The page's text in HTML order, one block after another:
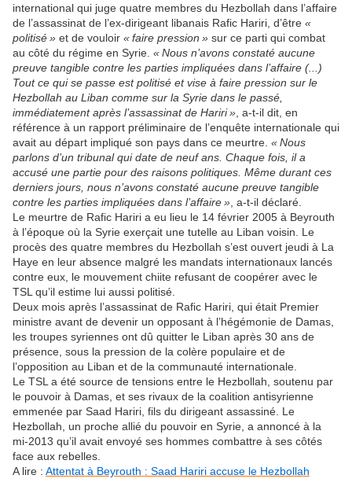
international qui juge quatre membres du Hezbollah dans l’affaire
de l’assassinat de l’ex-dirigeant libanais Rafic Hariri, d’être «
politisé » et de vouloir « faire pression » sur ce parti qui combat
au côté du régime en Syrie. « Nous n’avons constaté aucune
preuve tangible contre les parties impliquées dans l’affaire (...)
Tout ce qui se passe est politisé et vise à faire pression sur le
Hezbollah au Liban comme sur la Syrie dans le passé,
immédiatement après l’assassinat de Hariri » , a-t-il dit, en
référence à un rapport préliminaire de l’enquête internationale qui
avait au départ impliqué son pays dans ce meurtre. « Nous
parlons d’un tribunal qui date de neuf ans. Chaque fois, il a
accusé une partie pour des raisons politiques. Même durant ces
derniers jours, nous n’avons constaté aucune preuve tangible
contre les parties impliquées dans l’affaire » , a-t-il déclaré.
Le meurtre de Rafic Hariri a eu lieu le 14 février 2005 à Beyrouth
à l’époque où la Syrie exerçait une tutelle au Liban voisin. Le
procès des quatre membres du Hezbollah s’est ouvert jeudi à La
Haye en leur absence malgré les mandats internationaux lancés
contre eux, le mouvement chiite refusant de coopérer avec le
TSL qu’il estime lui aussi politisé.
Deux mois après l’assassinat de Rafic Hariri, qui était Premier
ministre avant de devenir un opposant à l’hégémonie de Damas,
les troupes syriennes ont dû quitter le Liban après 30 ans de
présence, sous la pression de la colère populaire et de
l’opposition au Liban et de la communauté internationale.
Le TSL a été source de tensions entre le Hezbollah, soutenu par
le pouvoir à Damas, et ses rivaux de la coalition antisyrienne
emmenée par Saad Hariri, fils du dirigeant assassiné. Le
Hezbollah, un proche allié du pouvoir en Syrie, a annoncé à la
mi-2013 qu’il avait envoyé ses hommes combattre à ses côtés
face aux rebelles.
A lire : Attentat à Beyrouth : Saad Hariri accuse le Hezbollah